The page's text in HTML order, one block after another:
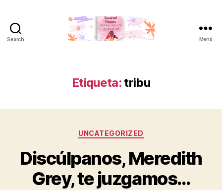
Search Menú
Etiqueta: tribu
Categorías
UNCATEGORIZED
Discúlpanos, Meredith
Grey, te juzgamos…